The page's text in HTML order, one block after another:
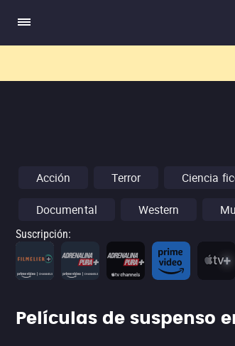
Acción Terror Ciencia
Documental Western
Suscripción:
Películas de suspenso